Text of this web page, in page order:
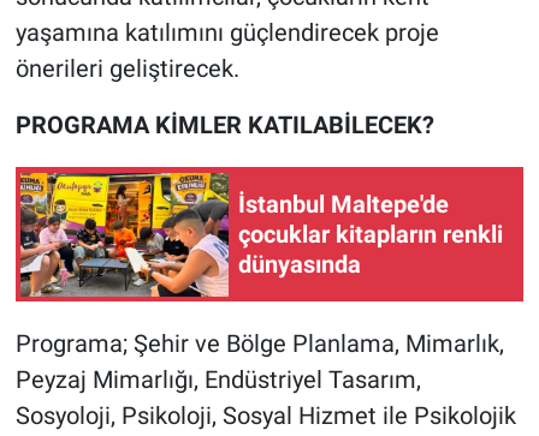
yaşamına katılımını güçlendirecek proje
önerileri geliştirecek.
PROGRAMA KİMLER KATILABİLECEK?
İstanbul Maltepe'de
çocuklar kitapların renkli
dünyasında
Programa; Şehir ve Bölge Planlama, Mimarlık,
Peyzaj Mimarlığı, Endüstriyel Tasarım,
Sosyoloji, Psikoloji, Sosyal Hizmet ile Psikolojik